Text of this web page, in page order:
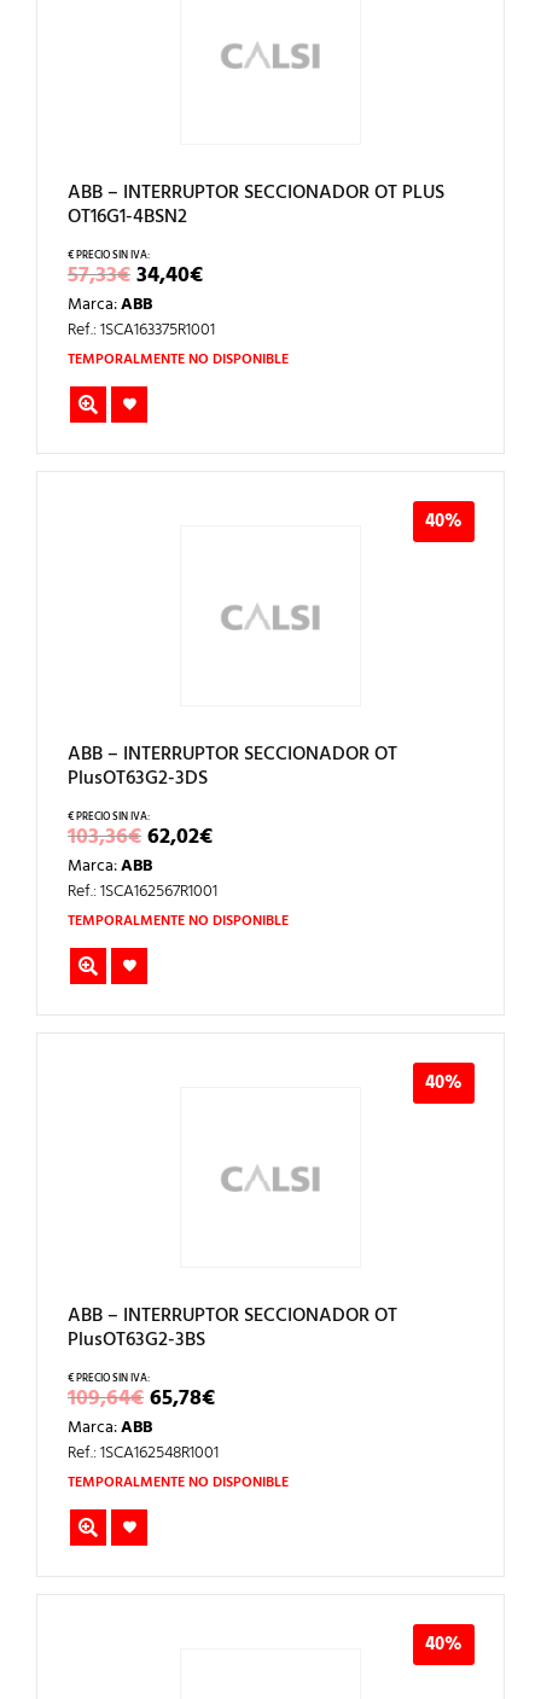
ABB – INTERRUPTOR SECCIONADOR OT PLUS
OT16G1-4BSN2
57,33€EL
PRECIO
ORIGINAL
ERA:
57,33€.
34,40€EL
PRECIO
ES:
34,40€.
Marca:ABB
Ref.: 1SCA163375R1001
TEMPORALMENTE NO DISPONIBLE
40%
ABB – INTERRUPTOR SECCIONADOR OT
PlusOT63G2-3DS
103,36€EL
PRECIO
ORIGINAL
ERA:
103,36€.
62,02€EL
PRECIO
ES:
62,02€.
Marca:ABB
Ref.: 1SCA162567R1001
TEMPORALMENTE NO DISPONIBLE
40%
ABB – INTERRUPTOR SECCIONADOR OT
PlusOT63G2-3BS
109,64€EL
PRECIO
ORIGINAL
ERA:
109,64€.
65,78€EL
PRECIO
ES:
65,78€.
Marca:ABB
Ref.: 1SCA162548R1001
TEMPORALMENTE NO DISPONIBLE
40%